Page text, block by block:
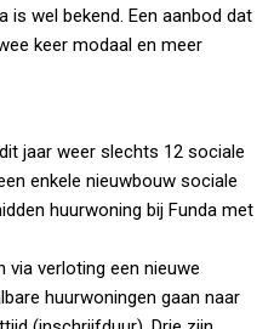
is wel bekend. Een aanbod dat
keer modaal en meer
jaar weer slechts 12 sociale
enkele nieuwbouw sociale
huurwoning bij Funda met
via verloting een nieuwe
huurwoningen gaan naar